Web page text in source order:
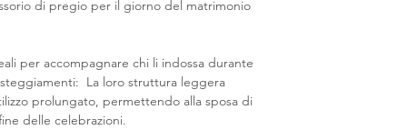
di pregio per il giorno del matrimonio
per accompagnare chi li indossa durante
La loro struttura leggera
prolungato, permettendo alla sposa di
delle celebrazioni.